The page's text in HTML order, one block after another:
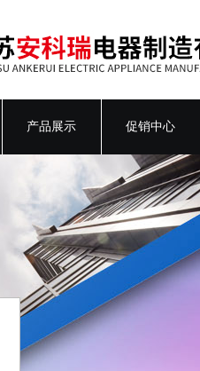
产品展示 促销中心